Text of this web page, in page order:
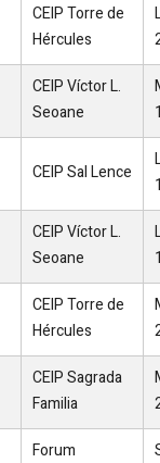
CEIP Torre de
Hércules
CEIP Víctor L.
Seoane
CEIP Sal Lence
CEIP Víctor L.
Seoane
CEIP Torre de
Hércules
CEIP Sagrada
Familia
Forum